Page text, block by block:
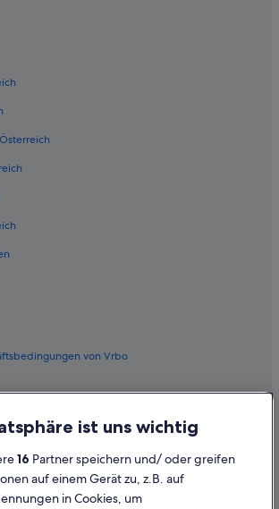
von Vrbo
Kontakt
ist uns wichtig
16 Partner speichern und/ oder greifen
auf einem Gerät zu, z.B. auf
in Cookies, um